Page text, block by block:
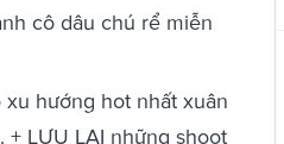
cô dâu chú rể miễn
hướng hot nhất xuân
LƯU LẠI những shoot